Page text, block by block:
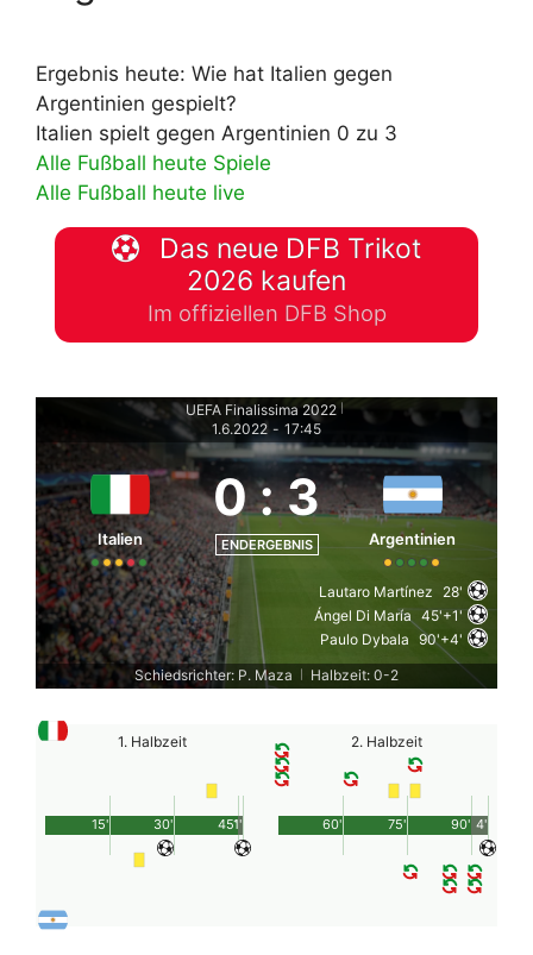
Ergebnis heute: Wie hat Italien gegen
Argentinien gespielt?
Italien spielt gegen Argentinien 0 zu 3
Alle Fußball heute Spiele
Alle Fußball heute live
Das neue DFB Trikot
2026 kaufen
Im offiziellen DFB Shop
UEFA Finalissima 2022
1.6.2022 - 17:45
Italien
0: 3
ENDERGEBNIS Argentinien
Lautaro Martínez
28'
Ángel Di María 45'+1'
Paulo Dybala 90'+4'
Schiedsrichter: P. Maza
Halbzeit: 0-2
1. Halbzeit
45'
15' 30' 1'
2. Halbzeit
90'
60' 75' 4'